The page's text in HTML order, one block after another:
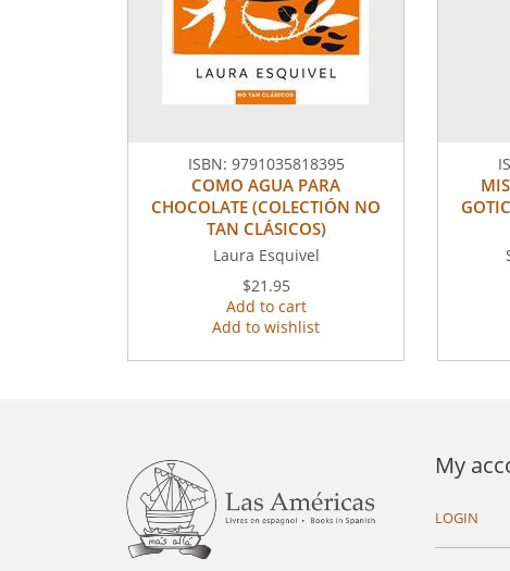
ISBN: 9791035818395
COMO AGUA PARA
CHOCOLATE (COLECTIÓN NO
TAN CLÁSICOS)
Laura Esquivel
$21.95
Add to cart
Add to wishlist
My
LOGIN